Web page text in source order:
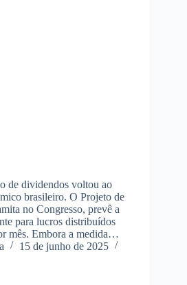
de dividendos voltou ao
brasileiro. O Projeto de
no Congresso, prevê a
para lucros distribuídos
mês. Embora a medida…
15 de junho de 2025